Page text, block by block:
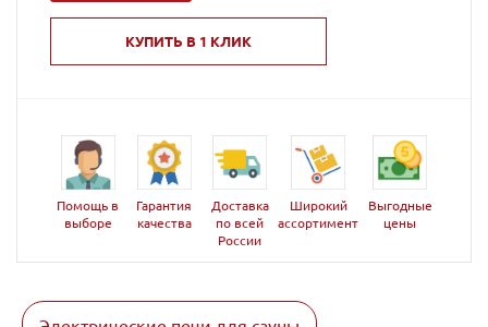
КУПИТЬ В 1 КЛИК
Помощь в
выборе
Гарантия
качества
Доставка
по всей
России
Широкий
ассортимент
Выгодные
цены